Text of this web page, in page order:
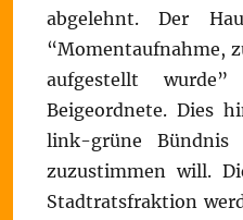
abgelehnt. Der
“Momentaufnahme,
aufgestellt
Beigeordnete. Dies
link-grüne
zuzustimmen will.
Stadtratsfraktion